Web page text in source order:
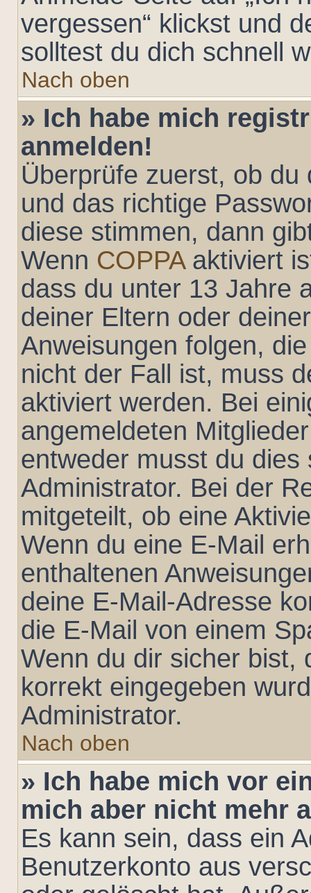
vergessen“ klickst und
solltest du dich schnell
Nach oben
» Ich habe mich
anmelden!
Überprüfe zuerst, ob
und das richtige
diese stimmen, dann
Wenn COPPAaktiviert
dass du unter 13 Jahre
deiner Eltern oder
Anweisungen folgen,
nicht der Fall ist, muss
aktiviert werden. Bei
angemeldeten
entweder musst du
Administrator. Bei der
mitgeteilt, ob eine
Wenn du eine E-Mail
enthaltenen
deine E-Mail-Adresse
die E-Mail von einem
Wenn du dir sicher bist,
korrekt eingegeben
Administrator.
Nach oben
» Ich habe mich vor
mich aber nicht mehr
Es kann sein, dass ein
Benutzerkonto aus